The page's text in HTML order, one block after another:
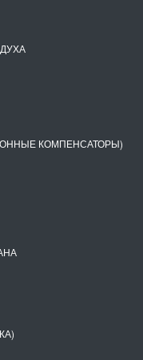
КОМПЕНСАТОРЫ)